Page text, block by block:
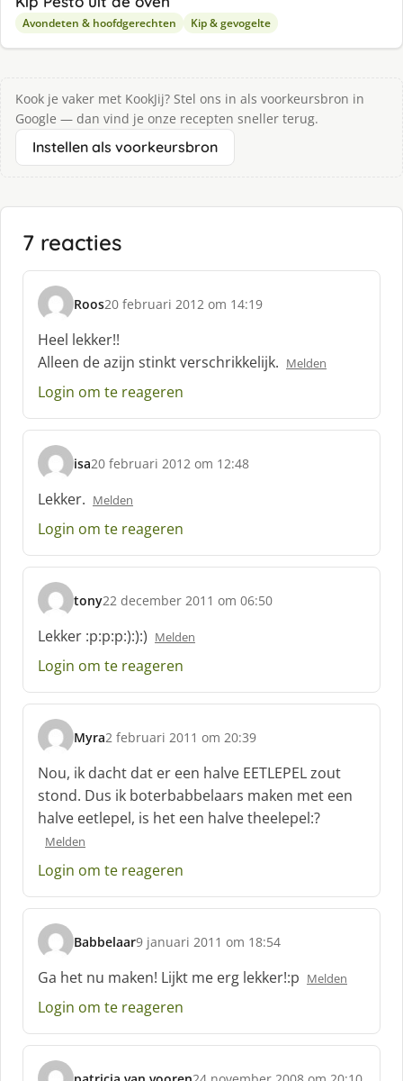
Avondeten & hoofdgerechten Kip & gevogelte
Kook je vaker met KookJij? Stel ons in als voorkeursbron in
Google — dan vind je onze recepten sneller terug.
Instellen als voorkeursbron
7 reacties
Roos
s
c
h
r
e
f
20 februari 2012 om 14:19
Heel lekker!!
Alleen de azijn stinkt verschrikkelijk. Melden
Login om te reageren
isa
s
c
h
r
e
f
:
20 februari 2012 om 12:48
Lekker. Melden
Login om te reageren
tony
s
c
h
r
e
f
:
22 december 2011 om 06:50
Lekker :p:p:p:):):) Melden
Login om te reageren
Myra
s
c
h
r
e
:
2 februari 2011 om 20:39
Nou, ik dacht dat er een halve EETLEPEL zout
stond. Dus ik boterbabbelaars maken met een
halve eetlepel, is het een halve theelepel:?
Melden
Login om te reageren
Babbelaar
s
c
h
r
e
f
9 januari 2011 om 18:54
Ga het nu maken! Lijkt me erg lekker!:p Melden
Login om te reageren